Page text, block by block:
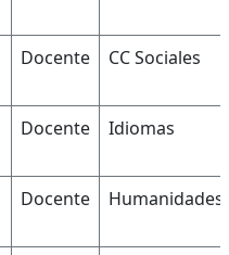
Docente CC Sociales
Docente Idiomas
Docente Humanidades